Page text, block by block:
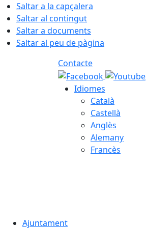
Saltar a la capçalera
Saltar al contingut
Saltar a documents
Saltar al peu de pàgina
Contacte
Idiomes
Català
Castellà
Anglès
Alemany
Francès
Ajuntament